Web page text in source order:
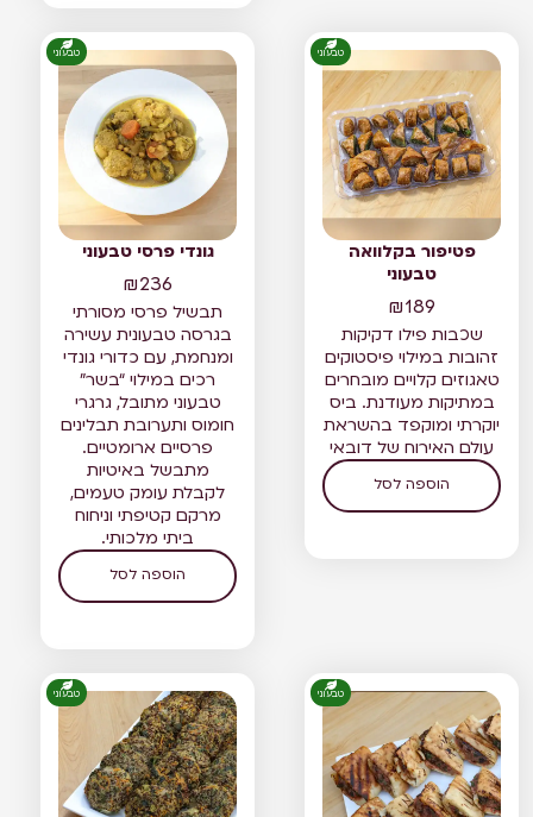
טבעוני
פטיפור בקלוואה
טבעוני
₪189
שכבות פילו דקיקות
זהובות במילוי פיסטוקים
טאגוזים קלויים מובחרים
במתיקות מעודנת. ביס
יוקרתי ומוקפד בהשראת
עולם האירוח של דובאי
הוספה לסל
טבעוני
גונדי פרסי טבעוני
₪236
תבשיל פרסי מסורתי
בגרסה טבעונית עשירה
ומנחמת, עם כדורי גונדי
רכים במילוי “בשר”
טבעוני מתובל, גרגרי
חומוס ותערובת תבלינים
פרסיים ארומטיים.
מתבשל באיטיות
לקבלת עומק טעמים,
מרקם קטיפתי וניחוח
ביתי מלכותי.
הוספה לסל
טבעוני טבעוני